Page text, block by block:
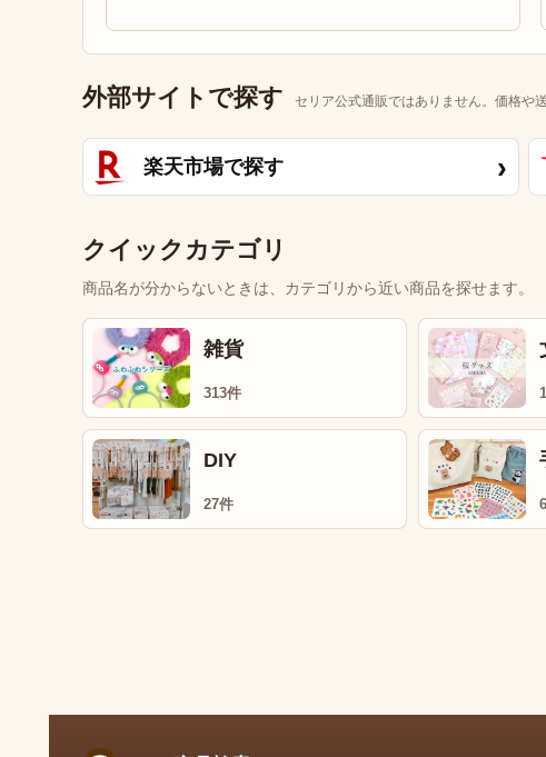
外部サイトで探す セリア公式通販ではありません。価格や
楽天市場で探す ›
クイックカテゴリ
商品名が分からないときは、カテゴリから近い商品を探せます。
雑貨
313件
DIY
27件